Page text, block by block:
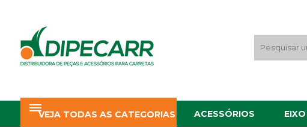
VEJA TODAS AS CATEGORIAS ACESSÓRIOS EIXO